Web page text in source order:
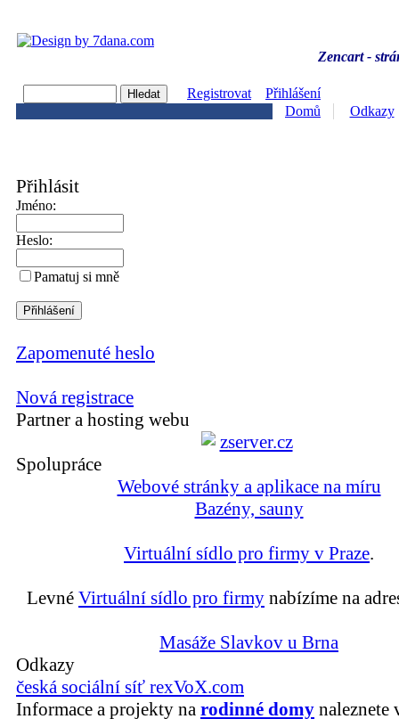
Zencart -
Registrovat
Přihlášení
Domů
Odkazy
Přihlásit
Jméno:
Heslo:
Pamatuj si mně
Zapomenuté heslo
Nová registrace
Partner a hosting webu
Spolupráce
Webové stránky a aplikace na míru
Bazény, sauny
Virtuální sídlo pro firmy v Praze.
Levné Virtuální sídlo pro firmy nabízíme na
Masáže Slavkov u Brna
Odkazy
česká sociální síť rexVoX.com
Informace a projekty na rodinné domy naleznete